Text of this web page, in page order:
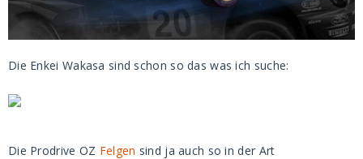
Die Enkei Wakasa sind schon so das was ich suche:
Die Prodrive OZ Felgen sind ja auch so in der Art